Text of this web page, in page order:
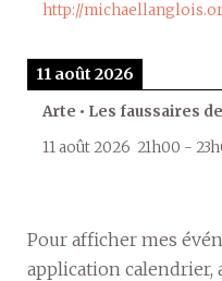
http://
11 août 2026
Arte • Les faussaires
11 août 2026 21h00 -
Pour afficher mes
application calendrier,